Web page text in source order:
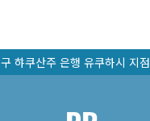
구 햐쿠산주 은행 유쿠하시 지점